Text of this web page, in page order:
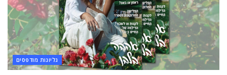
גליונות מודפסים